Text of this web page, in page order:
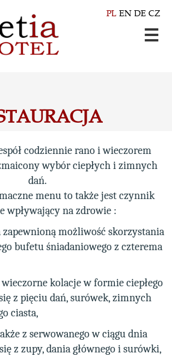
PL EN DE CZ
codziennie rano i wieczorem
wybór ciepłych i zimnych
dań.
menu to także jest czynnik
wpływający na zdrowie :
zapewnioną możliwość skorzystania
bufetu śniadaniowego z czterema
kolacje w formie ciepłego
z pięciu dań, surówek, zimnych
ciasta,
z serwowanego w ciągu dnia
z zupy, dania głównego i surówki,